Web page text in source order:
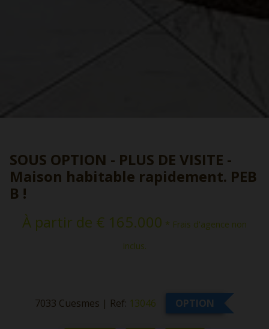
SOUS OPTION - PLUS DE VISITE -
Maison habitable rapidement. PEB
B !
À partir de € 165.000 * Frais d'agence non
inclus.
7033 Cuesmes | Ref: 13046 OPTION